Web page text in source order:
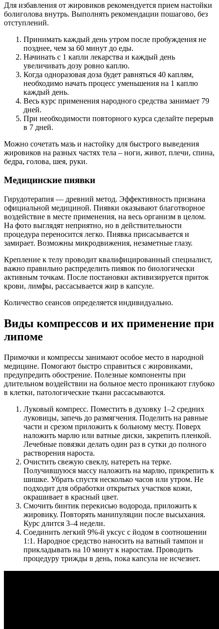
Для избавления от жировиков рекомендуется прием настойки
болиголова внутрь. Выполнять рекомендации пошагово, без
отступлений.
Принимать каждый день утром после пробуждения не
позднее, чем за 60 минут до еды.
Начинать с 1 капли лекарства и каждый день
увеличивать дозу ровно каплю.
Когда одноразовая доза будет равняться 40 каплям,
необходимо начать процесс уменьшения на 1 каплю
каждый день.
Весь курс применения народного средства занимает 79
дней.
При необходимости повторного курса сделайте перерыв
в 7 дней.
Можно сочетать мазь и настойку для быстрого выведения
жировиков на разных частях тела – ноги, живот, плечи, спина,
бедра, голова, шея, руки.
Медицинские пиявки
Гирудотерапия — древний метод. Эффективность признана
официальной медициной. Пиявки оказывают благотворное
воздействие в месте применения, на весь организм в целом.
На фото выглядят неприятно, но в действительности
процедура переносится легко. Пиявка присасывается и
замирает. Возможны микродвижения, незаметные глазу.
Крепление к телу проводит квалифицированный специалист,
важно правильно распределить пиявок по биологически
активным точкам. После постановки активизируется приток
крови, лимфы, рассасывается жир в капсуле.
Количество сеансов определяется индивидуально.
Виды компрессов и их применение при
липоме
Примочки и компрессы занимают особое место в народной
медицине. Помогают быстро справиться с жировиками,
предупредить обострение. Полезные компоненты при
длительном воздействии на больное место проникают глубоко
в клетки, патологические ткани рассасываются.
Луковый компресс. Поместить в духовку 1–2 средних
луковицы, запечь до размягчения. Поделить на равные
части и срезом приложить к больному месту. Поверх
наложить марлю или ватные диски, закрепить пленкой.
Лечебные повязки делать один раз в сутки до полного
растворения нароста.
Очистить свежую свеклу, натереть на терке.
Получившуюся массу наложить на марлю, прикрепить к
шишке. Убрать спустя несколько часов или утром. Не
подходит для обработки открытых участков кожи,
окрашивает в красный цвет.
Смочить бинтик перекисью водорода, приложить к
жировику. Повторять манипуляции после высыхания.
Курс длится 3–4 недели.
Соединить легкий 9%-й уксус с йодом в соотношении
1:1. Народное средство наносить на ватный тампон и
прикладывать на 10 минут к наростам. Проводить
процедуру трижды в день, пока капсула не исчезнет.